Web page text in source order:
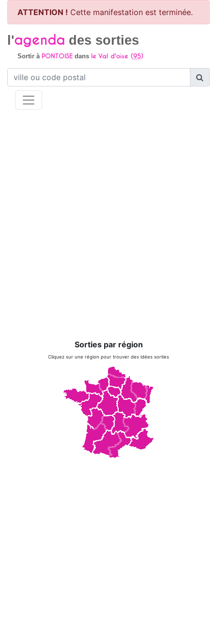
ATTENTION ! Cette manifestation est terminée.
l'agenda des sorties
Sortir à PONTOISEdans le Val d'oise (95)
Sorties par région
Cliquez sur une région pour trouver des idées sorties